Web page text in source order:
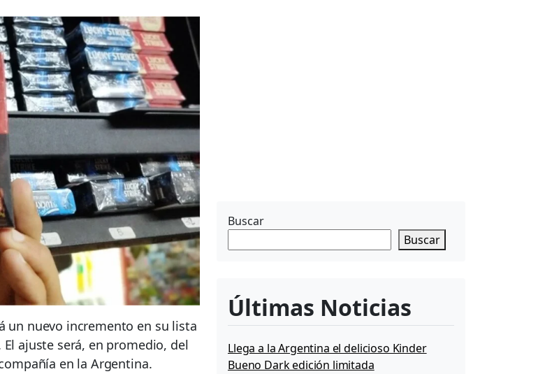
un nuevo incremento en su lista
El ajuste será, en promedio, del
en la Argentina.
Buscar
Buscar
Últimas Noticias
Llega a la Argentina el delicioso Kinder
Bueno Dark edición limitada